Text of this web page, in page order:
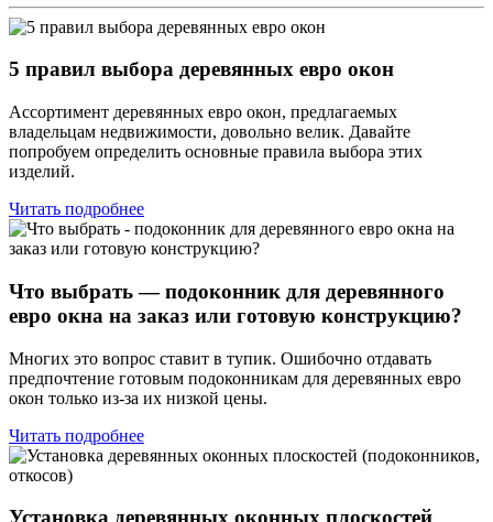
5 правил выбора деревянных евро окон
Ассортимент деревянных евро окон, предлагаемых
владельцам недвижимости, довольно велик. Давайте
попробуем определить основные правила выбора этих
изделий.
Читать подробнее
Что выбрать — подоконник для деревянного
евро окна на заказ или готовую конструкцию?
Многих это вопрос ставит в тупик. Ошибочно отдавать
предпочтение готовым подоконникам для деревянных евро
окон только из-за их низкой цены.
Читать подробнее
Установка деревянных оконных плоскостей